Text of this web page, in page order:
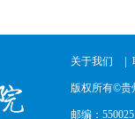
关于我们 |
版权所有©贵
邮编：